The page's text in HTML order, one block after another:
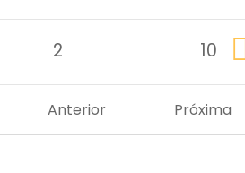
2 10
Próxima
Anterior